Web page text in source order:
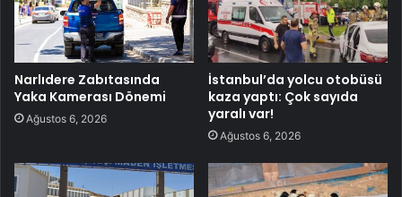
Narlıdere Zabıtasında
Yaka Kamerası Dönemi
Ağustos 6, 2026
İstanbul’da yolcu otobüsü
kaza yaptı: Çok sayıda
yaralı var!
Ağustos 6, 2026